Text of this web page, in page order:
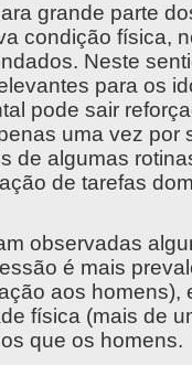
grande parte
condição física,
Neste
para os
pode sair
uma vez por
de algumas
de tarefas
observadas
é mais
aos
física (mais de
que os homens.